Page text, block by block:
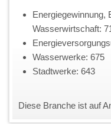
Energiegewinnung,
Wasserwirtschaft:
Wasserwerke: 675
Stadtwerke: 643
Diese Branche ist auf